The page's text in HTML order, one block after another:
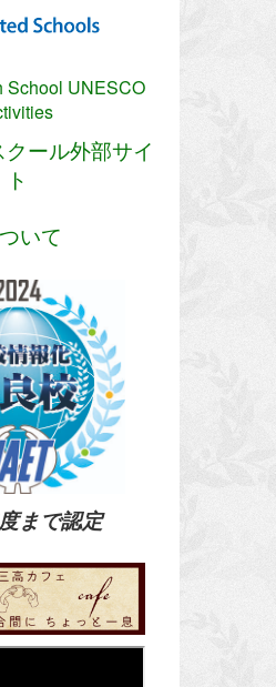
School UNESCO
クール外部サイ
ト
いて
まで認定